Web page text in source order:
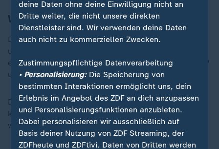
Warnung vor erhöhter Lawinengefahr
Die Skifahrerin aus der Schweiz war mit ihrem Vater
und ihrem Bruder unterwegs, als sie bei Vallorcine von
einer Lawine erfasst wurde, wie die Zeitung "Le Figaro"
unter Verweis auf die Staatsanwaltschaft berichtete.
Der Vater der 30-Jährigen blieb unverletzt, ihr Bruder
kam zu Untersuchungen ins Krankenhaus. Alle drei
waren abseits der Piste unterwegs.
deine Daten ohne deine Einwilligung nicht an
Dritte weiter, die nicht unsere direkten
Dienstleister sind. Wir verwenden deine Daten
auch nicht zu kommerziellen Zwecken.
Zustimmungspflichtige Datenverarbeitung
• Personalisierung:Die Speicherung von
bestimmten Interaktionen ermöglicht uns, dein
Erlebnis im Angebot des ZDF an dich anzupassen
und Personalisierungsfunktionen anzubieten.
Dabei personalisieren wir ausschließlich auf
Basis deiner Nutzung von ZDF Streaming, der
ZDFheute und ZDFtivi. Daten von Dritten werden